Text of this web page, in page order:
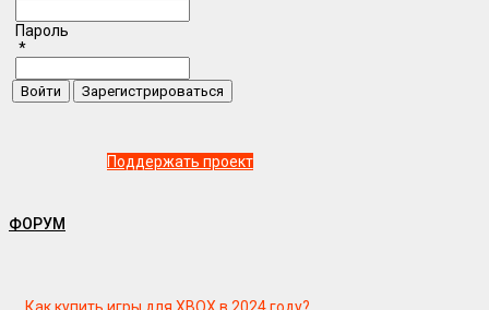
Пароль
*
Поддержать проект
ФОРУМ